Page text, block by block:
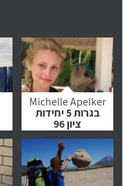
Michelle Apelker
בגרות 5 יחידות
ציון 96
לחץ לצפייה